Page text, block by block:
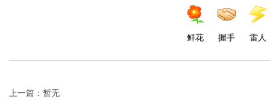
鲜花 握手 雷人
上一篇：暂无